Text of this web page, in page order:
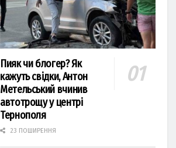
Пияк чи блогер? Як
кажуть свідки, Антон
Метельський вчинив
автотрощу у центрі
Тернополя
23 ПОШИРЕННЯ